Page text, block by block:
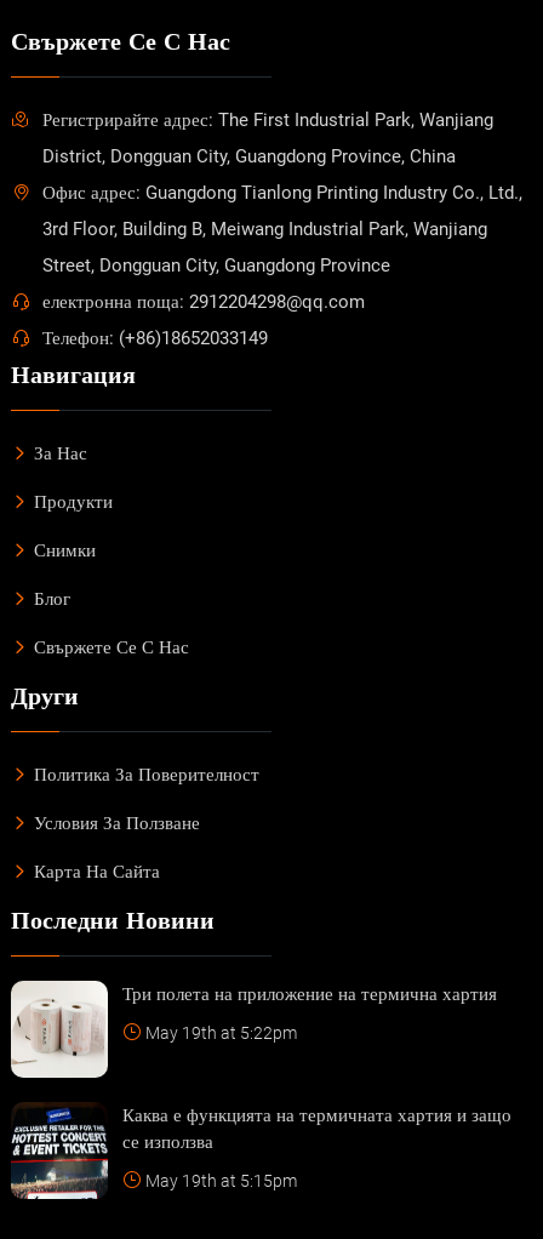
Свържете Се С Нас
Регистрирайте адрес: The First Industrial Park, Wanjiang
District, Dongguan City, Guangdong Province, China
Офис адрес: Guangdong Tianlong Printing Industry Co., Ltd.,
3rd Floor, Building B, Meiwang Industrial Park, Wanjiang
Street, Dongguan City, Guangdong Province
електронна поща: 2912204298@qq.com
Телефон: (+86)18652033149
Навигация
За Нас
Продукти
Снимки
Блог
Свържете Се С Нас
Други
Политика За Поверителност
Условия За Ползване
Карта На Сайта
Последни Новини
Три полета на приложение на термична хартия
May 19th at 5:22pm
Каква е функцията на термичната хартия и защо
се използва
May 19th at 5:15pm